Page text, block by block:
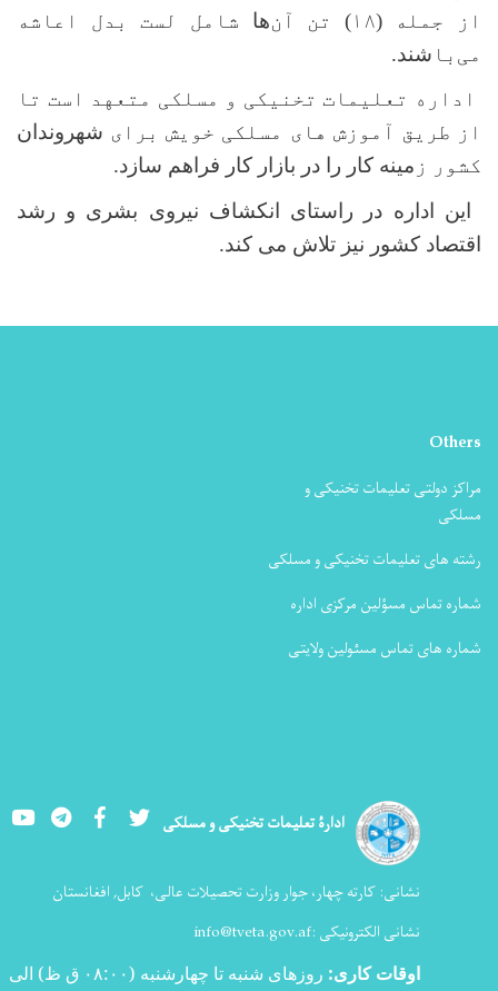
از جمله (۱۸) تن آن
‌ها شامل لست بدل اعاشه
می با شند.
اداره تعلیمات تخنیکی و مسلکی متعهد است تا
از طریق آموزش های مسلکی خویش برای شهروندان
کشور ز مینه کار را در بازار کار فراهم سازد.
این اداره در راستای انکشاف نیروی بشری و رشد
اقتصاد کشور نیز تلاش می کند.
Others
مراکز دولتی تعلیمات تخنیکی و
مسلکی
رشته های تعلیمات تخنیکی و مسلکی
شماره تماس مسؤلین مرکزی اداره
شماره های تماس مسئولین ولایتی
ادارۀ تعلیمات تخنیکی و مسلکی YoutubeLinkedInFacebook Twitter
نشانی: کارته چهار، جوار وزارت تحصیلات عالی، کابل, افغانستان
نشانی الکترونیکی :info@tveta.gov.af
اوقات کاری:
روزهای شنبه تا چهارشنبه (۰۸:۰۰ ق ظ) الی